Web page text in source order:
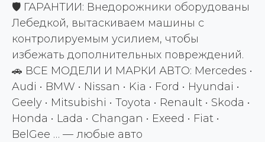
🛡️ ГАРАНТИИ: Внедорожники оборудованы
Лебедкой, вытаскиваем машины с
контролируемым усилием, чтобы
избежать дополнительных повреждений.
🚗 ВСЕ МОДЕЛИ И МАРКИ АВТО: Mercedes •
Audi • BMW • Nissan • Kia • Ford • Hyundai •
Geely • Mitsubishi • Toyota • Renault • Skoda •
Honda • Lada • Changan • Exeed • Fiat •
BelGee … — любые авто